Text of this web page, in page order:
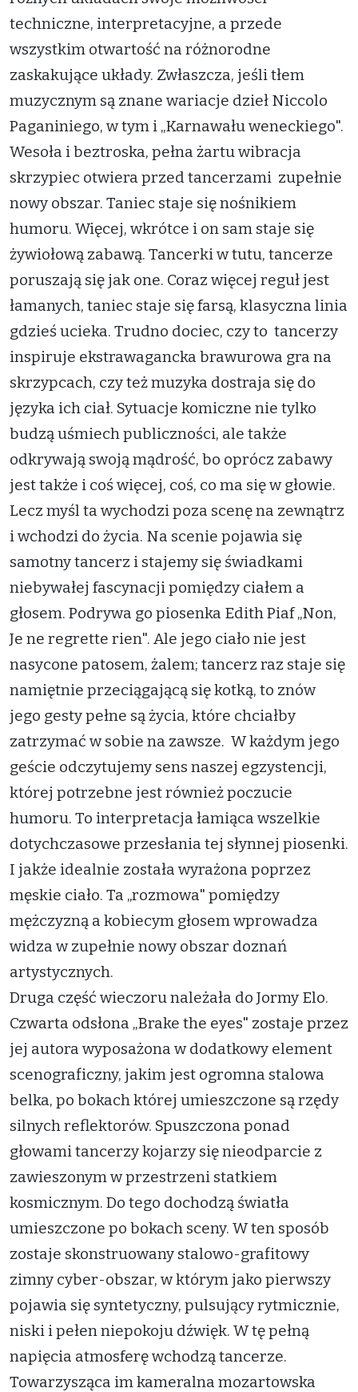
techniczne, interpretacyjne, a przede
wszystkim otwartość na różnorodne
zaskakujące układy. Zwłaszcza, jeśli tłem
muzycznym są znane wariacje dzieł Niccolo
Paganiniego, w tym i „Karnawału weneckiego".
Wesoła i beztroska, pełna żartu wibracja
skrzypiec otwiera przed tancerzami zupełnie
nowy obszar. Taniec staje się nośnikiem
humoru. Więcej, wkrótce i on sam staje się
żywiołową zabawą. Tancerki w tutu, tancerze
poruszają się jak one. Coraz więcej reguł jest
łamanych, taniec staje się farsą, klasyczna linia
gdzieś ucieka. Trudno dociec, czy to tancerzy
inspiruje ekstrawagancka brawurowa gra na
skrzypcach, czy też muzyka dostraja się do
języka ich ciał. Sytuacje komiczne nie tylko
budzą uśmiech publiczności, ale także
odkrywają swoją mądrość, bo oprócz zabawy
jest także i coś więcej, coś, co ma się w głowie.
Lecz myśl ta wychodzi poza scenę na zewnątrz
i wchodzi do życia. Na scenie pojawia się
samotny tancerz i stajemy się świadkami
niebywałej fascynacji pomiędzy ciałem a
głosem. Podrywa go piosenka Edith Piaf „Non,
Je ne regrette rien". Ale jego ciało nie jest
nasycone patosem, żalem; tancerz raz staje się
namiętnie przeciągającą się kotką, to znów
jego gesty pełne są życia, które chciałby
zatrzymać w sobie na zawsze. W każdym jego
geście odczytujemy sens naszej egzystencji,
której potrzebne jest również poczucie
humoru. To interpretacja łamiąca wszelkie
dotychczasowe przesłania tej słynnej piosenki.
I jakże idealnie została wyrażona poprzez
męskie ciało. Ta „rozmowa" pomiędzy
mężczyzną a kobiecym głosem wprowadza
widza w zupełnie nowy obszar doznań
artystycznych.
Druga część wieczoru należała do Jormy Elo.
Czwarta odsłona „Brake the eyes" zostaje przez
jej autora wyposażona w dodatkowy element
scenograficzny, jakim jest ogromna stalowa
belka, po bokach której umieszczone są rzędy
silnych reflektorów. Spuszczona ponad
głowami tancerzy kojarzy się nieodparcie z
zawieszonym w przestrzeni statkiem
kosmicznym. Do tego dochodzą światła
umieszczone po bokach sceny. W ten sposób
zostaje skonstruowany stalowo-grafitowy
zimny cyber-obszar, w którym jako pierwszy
pojawia się syntetyczny, pulsujący rytmicznie,
niski i pełen niepokoju dźwięk. W tę pełną
napięcia atmosferę wchodzą tancerze.
Towarzysząca im kameralna mozartowska